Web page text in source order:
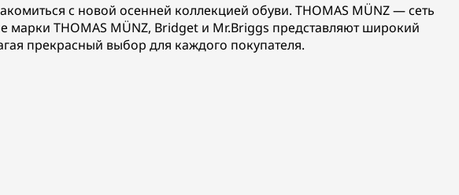
с новой осенней коллекцией обуви. THOMAS MÜNZ — сеть
марки THOMAS MÜNZ, Bridget и Mr.Briggs представляют широкий
прекрасный выбор для каждого покупателя.